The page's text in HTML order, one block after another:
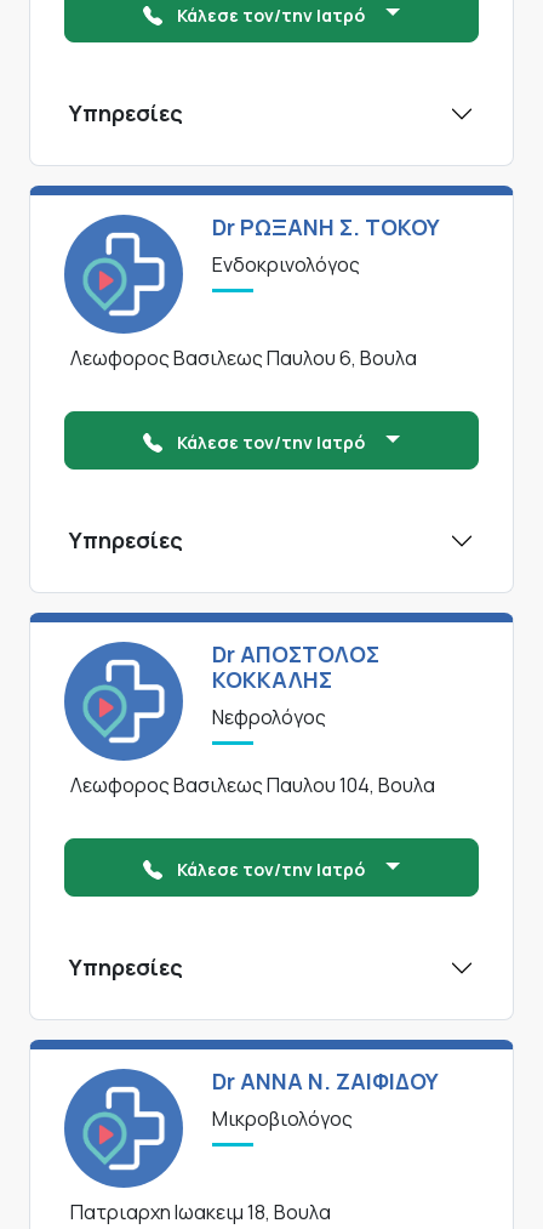
Κάλεσε τον/την Ιατρό
Υπηρεσίες
Dr ΡΩΞΑΝΗ Σ. ΤΟΚΟΥ
Ενδοκρινολόγος
Λεωφορος Βασιλεως Παυλου 6, Βουλα
Κάλεσε τον/την Ιατρό
Υπηρεσίες
Dr ΑΠΟΣΤΟΛΟΣ
ΚΟΚΚΑΛΗΣ
Νεφρολόγος
Λεωφορος Βασιλεως Παυλου 104, Βουλα
Κάλεσε τον/την Ιατρό
Υπηρεσίες
Dr ΑΝΝΑ N. ΖΑΙΦΙΔΟΥ
Μικροβιολόγος
Πατριαρχη Ιωακειμ 18, Βουλα